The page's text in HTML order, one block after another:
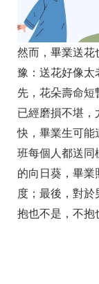
然而，畢業送花
豫：送花好像太
先，花朵壽命
已經磨損不堪
快，畢業生可能
班每個人都送同
的向日葵，畢
度；最後，對於
抱也不是，不抱